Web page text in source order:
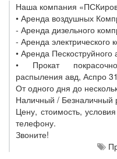
Наша компания
• Аренда воздушных
- Аренда дизельного
- Аренда
• Аренда Пескоструйного
• Прокат
распыления авд, Аспро
От одного дня до
Наличный / Безналичный
Цену, стоимость,
телефону.
Звоните!